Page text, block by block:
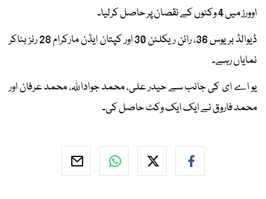
اوورز میں 4 وکٹوں کے نقصان پر حاصل کرلیا۔
ڈیوالڈ بریوس 36، رائن ریکلٹن 30 اور کپتان ایڈن مارکرام 28 رنز بناکر
نمایاں رہے۔
یو اے ای کی جانب سے حیدر علی، محمد جواداللہ، محمد عرفان اور
محمد فاروق نے ایک ایک وکٹ حاصل کی۔